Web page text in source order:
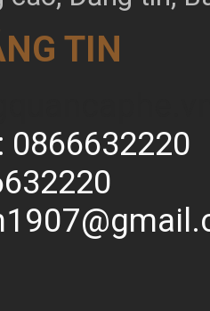
TIN
0866632220